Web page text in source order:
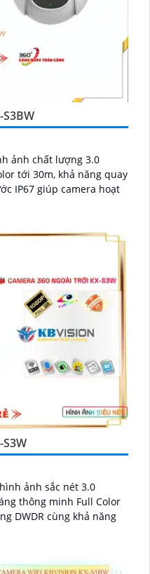
S3BW
ảnh chất lượng 3.0
tới 30m, khả năng quay
IP67 giúp camera hoạt
S3W
ảnh sắc nét 3.0
thông minh Full Color
DWDR cùng khả năng